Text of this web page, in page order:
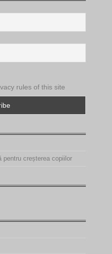
rules of this site
pentru creșterea copiilor